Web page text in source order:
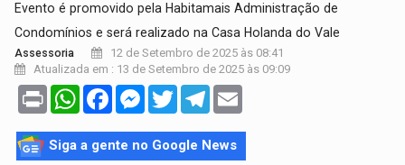
Evento é promovido pela Habitamais Administração de
Condomínios e será realizado na Casa Holanda do Vale
Assessoria
12 de Setembro de 2025 às 08:41
Atualizada em : 13 de Setembro de 2025 às 09:09
Print WhatsAppFacebookMessenger
TwitterTelegram
Siga a gente no Google News